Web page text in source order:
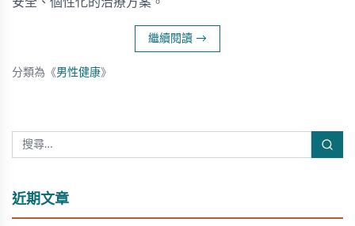
繼續閱讀 →
分類為《男性健康》
近期文章